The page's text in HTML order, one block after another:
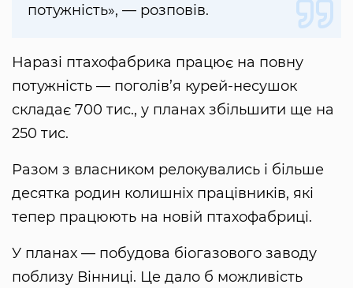
потужність», — розповів.
Наразі птахофабрика працює на повну
потужність — поголів’я курей-несушок
складає 700 тис., у планах збільшити ще на
250 тис.
Разом з власником релокувались і більше
десятка родин колишніх працівників, які
тепер працюють на новій птахофабриці.
У планах — побудова біогазового заводу
поблизу Вінниці. Це дало б можливість